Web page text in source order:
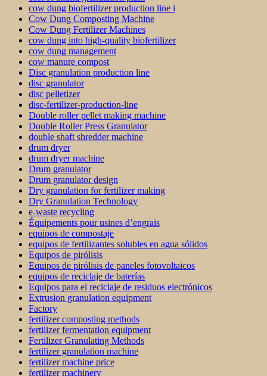
cow dung biofertilizer production line i
Cow Dung Composting Machine
Cow Dung Fertilizer Machines
cow dung into high-quality biofertilizer
cow dung management
cow manure compost
Disc granulation production line
disc granulator
disc pelletizer
disc-fertilizer-production-line
Double roller pellet making machine
Double Roller Press Granulator
double shaft shredder machine
drum dryer
drum dryer machine
Drum granulator
Drum granulator design
Dry granulation for fertilizer making
Dry Granulation Technology
e-waste recycling
Équipements pour usines d’engrais
equipos de compostaje
equipos de fertilizantes solubles en agua sólidos
Equipos de pirólisis
Equipos de pirólisis de paneles fotovoltaicos
equipos de reciclaje de baterías
Equipos para el reciclaje de residuos electrónicos
Extrusion granulation equipment
Factory
fertilizer composting methods
fertilizer fermentation equipment
Fertilizer Granulating Methods
fertilizer granulation machine
fertilizer machine price
fertilizer machinery